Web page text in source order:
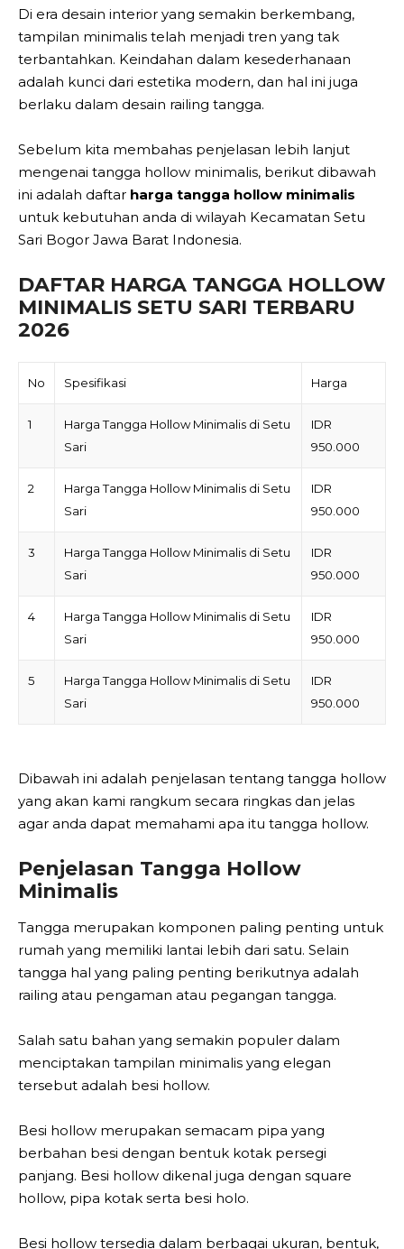
Di era desain interior yang semakin berkembang,
tampilan minimalis telah menjadi tren yang tak
terbantahkan. Keindahan dalam kesederhanaan
adalah kunci dari estetika modern, dan hal ini juga
berlaku dalam desain railing tangga.
Sebelum kita membahas penjelasan lebih lanjut
mengenai tangga hollow minimalis, berikut dibawah
ini adalah daftar harga tangga hollow minimalis
untuk kebutuhan anda di wilayah Kecamatan Setu
Sari Bogor Jawa Barat Indonesia.
DAFTAR HARGA TANGGA HOLLOW
MINIMALIS SETU SARI TERBARU
2026
No Spesifikasi Harga
1
Harga Tangga Hollow Minimalis di Setu
Sari
IDR
950.000
2
Harga Tangga Hollow Minimalis di Setu
Sari
IDR
950.000
3
Harga Tangga Hollow Minimalis di Setu
Sari
IDR
950.000
4
Harga Tangga Hollow Minimalis di Setu
Sari
IDR
950.000
5
Harga Tangga Hollow Minimalis di Setu
Sari
IDR
950.000
Dibawah ini adalah penjelasan tentang tangga hollow
yang akan kami rangkum secara ringkas dan jelas
agar anda dapat memahami apa itu tangga hollow.
Penjelasan Tangga Hollow
Minimalis
Tangga merupakan komponen paling penting untuk
rumah yang memiliki lantai lebih dari satu. Selain
tangga hal yang paling penting berikutnya adalah
railing atau pengaman atau pegangan tangga.
Salah satu bahan yang semakin populer dalam
menciptakan tampilan minimalis yang elegan
tersebut adalah besi hollow.
Besi hollow merupakan semacam pipa yang
berbahan besi dengan bentuk kotak persegi
panjang. Besi hollow dikenal juga dengan square
hollow, pipa kotak serta besi holo.
Besi hollow tersedia dalam berbagai ukuran, bentuk,